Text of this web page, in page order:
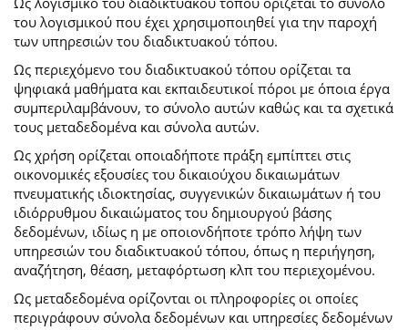
του λογισμικού που έχει χρησιμοποιηθεί για την παροχή
των υπηρεσιών του διαδικτυακού τόπου.
Ως περιεχόμενο του διαδικτυακού τόπου ορίζεται τα
ψηφιακά μαθήματα και εκπαιδευτικοί πόροι με όποια έργα
συμπεριλαμβάνουν, το σύνολο αυτών καθώς και τα σχετικά
τους μεταδεδομένα και σύνολα αυτών.
Ως χρήση ορίζεται οποιαδήποτε πράξη εμπίπτει στις
οικονομικές εξουσίες του δικαιούχου δικαιωμάτων
πνευματικής ιδιοκτησίας, συγγενικών δικαιωμάτων ή του
ιδιόρρυθμου δικαιώματος του δημιουργού βάσης
δεδομένων, ιδίως η με οποιονδήποτε τρόπο λήψη των
υπηρεσιών του διαδικτυακού τόπου, όπως η περιήγηση,
αναζήτηση, θέαση, μεταφόρτωση κλπ του περιεχομένου.
Ως μεταδεδομένα ορίζονται οι πληροφορίες οι οποίες
περιγράφουν σύνολα δεδομένων και υπηρεσίες δεδομένων